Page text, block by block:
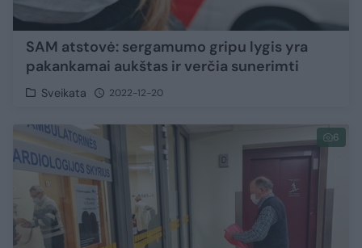
SAM atstovė: sergamumo gripu lygis yra
pakankamai aukštas ir verčia sunerimti
Sveikata 2022-12-20
6